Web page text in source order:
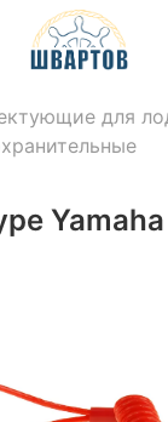
для
Yamaha